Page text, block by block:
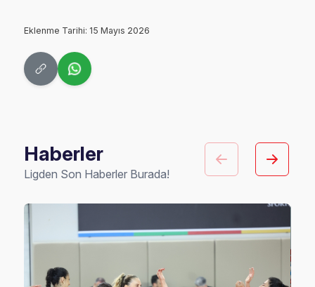
Eklenme Tarihi: 15 Mayıs 2026
Haberler
Ligden Son Haberler Burada!